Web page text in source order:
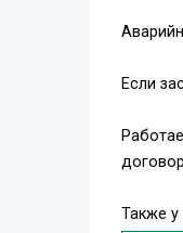
Если
Также у